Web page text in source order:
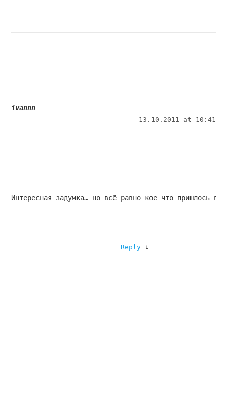
ivannn
13.10.2011 at 10:41
Интересная задумка… но всё равно кое что пришлось
Reply ↓